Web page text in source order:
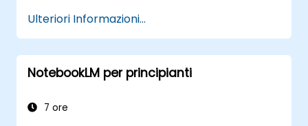
Automatizzare gli appunti delle riunioni e
le relative azioni da compiere, favorendo
così una collaborazione più efficace.
Integrare NotebookLM nei flussi lavorativi
produttività.
Ulteriori Informazioni...
NotebookLM per principianti
7 ore